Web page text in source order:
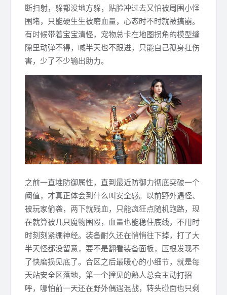
断扫射，躲都没地方躲，贴脸冲过去又怕被周围小怪
围堵，只能硬生生被磨血量，心态时不时就被搞崩。
有时候带着宝宝清怪，宠物总卡在地图拐角的模型缝
隙里动弹不得，喊半天也不跟进，只能自己孤身扛伤
害，少了不少输出助力。
之前一直堆防御属性，直到最近防御力彻底突破一个
阈值，才真正体会到什么叫安全感。以前野外遇怪、
被玩家偷袭，两下就残血，只能疯狂点随机跑路，现
在就算被几只魔物围殴，血量也能稳住底线，不用时
时刻刻紧绷神经。装备耐久还在悄悄往下掉，打了大
半天怪都没留意，要不是翻看装备面板，压根发现不
了快磨损见底了。合区之后最暖心的小细节，就是每
天站安全区落地，第一个撞见的熟人总会主动打招
呼，哪怕前一天还在野外偶遇混战，转头碰面也只剩